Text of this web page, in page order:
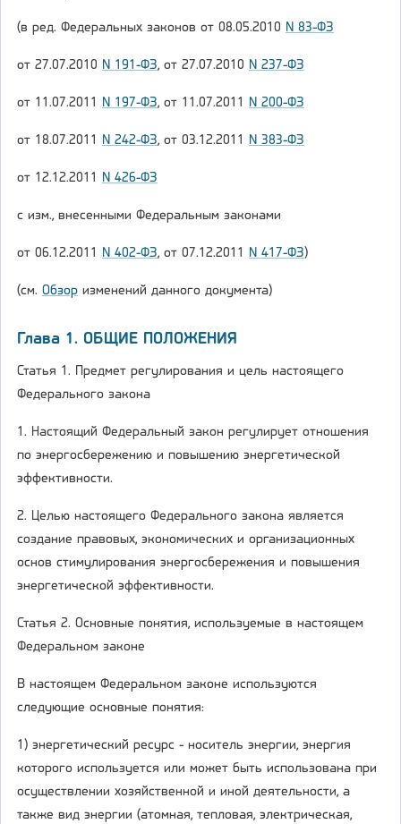
(в ред. Федеральных законов от 08.05.2010 N 83-ФЗ
от 27.07.2010 N 191-ФЗ, от 27.07.2010 N 237-ФЗ
от 11.07.2011 N 197-ФЗ, от 11.07.2011 N 200-ФЗ
от 18.07.2011 N 242-ФЗ, от 03.12.2011 N 383-ФЗ
от 12.12.2011 N 426-ФЗ
с изм., внесенными Федеральным законами
от 06.12.2011 N 402-ФЗ, от 07.12.2011 N 417-ФЗ)
(см. Обзор изменений данного документа)
Глава 1. ОБЩИЕ ПОЛОЖЕНИЯ
Статья 1. Предмет регулирования и цель настоящего
Федерального закона
1. Настоящий Федеральный закон регулирует отношения
по энергосбережению и повышению энергетической
эффективности.
2. Целью настоящего Федерального закона является
создание правовых, экономических и организационных
основ стимулирования энергосбережения и повышения
энергетической эффективности.
Статья 2. Основные понятия, используемые в настоящем
Федеральном законе
В настоящем Федеральном законе используются
следующие основные понятия:
1) энергетический ресурс - носитель энергии, энергия
которого используется или может быть использована при
осуществлении хозяйственной и иной деятельности, а
также вид энергии (атомная, тепловая, электрическая,